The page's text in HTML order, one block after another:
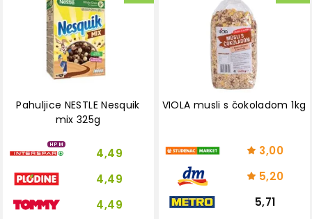
Pahuljice NESTLE Nesquik
mix 325g
HPM
4,49
4,49
4,49
VIOLA musli s čokoladom 1kg
3,00
5,20
5,71